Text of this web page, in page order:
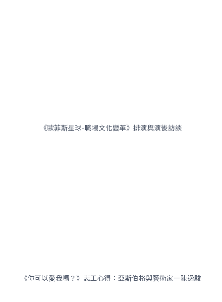
《歐菲斯星球-職場文化變革》排演與演後訪談
《你可以愛我嗎？》志工心得：亞斯伯格與藝術家—陳逸駿